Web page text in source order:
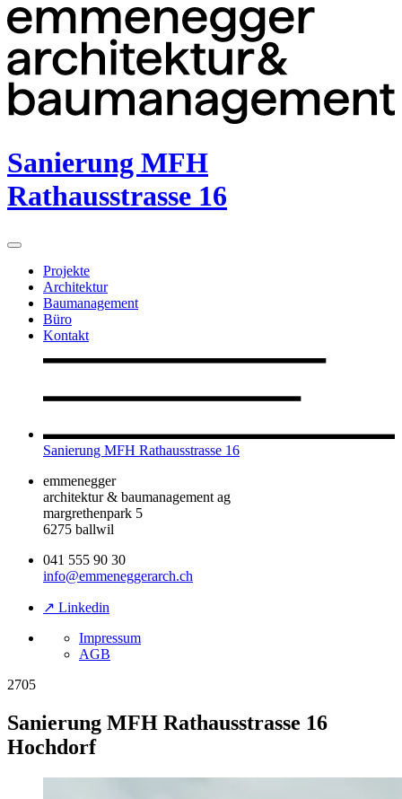
Sanierung MFH
Rathausstrasse 16
Projekte
Architektur
Baumanagement
Büro
Kontakt
Sanierung MFH Rathausstrasse 16
emmenegger
architektur & baumanagement ag
margrethenpark 5
6275 ballwil
041 555 90 30
info@emmeneggerarch.ch
↗ Linkedin
Impressum
AGB
2705
Sanierung MFH Rathausstrasse 16
Hochdorf